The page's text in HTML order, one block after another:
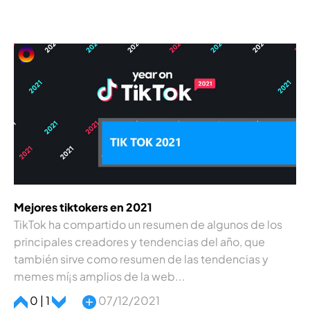
Mejores tiktokers en 2021
TikTok ha compartido un resumen de algunos de los
principales creadores y tendencias del año, que
también sirve como resumen de las tendencias y
memes mí¡s amplios de la web...
0 | 1
07/12/2021